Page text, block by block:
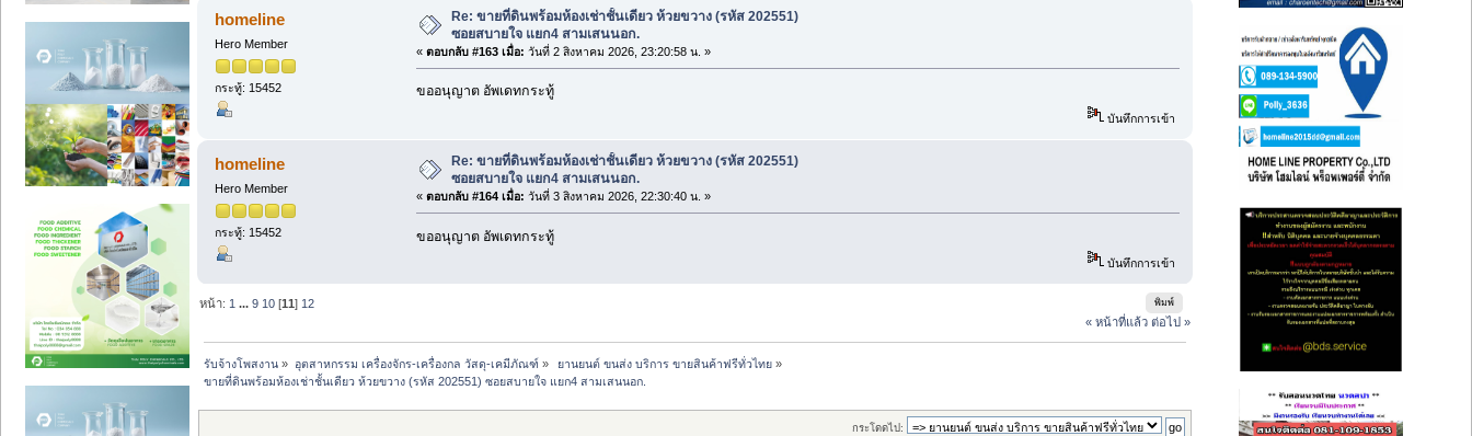
homeline
Hero Member
กระทู้: 15452
Re: ขายที่ดินพร้อมห้องเช่าชั้นเดียว ห้วยขวาง (รหัส 202551)
ซอยสบายใจ แยก4 สามเสนนอก.
« ตอบกลับ #163 เมื่อ: วันที่ 2 สิงหาคม 2026, 23:20:58 น. »
ขออนุญาต อัพเดทกระทู้
บันทึกการเข้า
homeline
Hero Member
กระทู้: 15452
Re: ขายที่ดินพร้อมห้องเช่าชั้นเดียว ห้วยขวาง (รหัส 202551)
ซอยสบายใจ แยก4 สามเสนนอก.
« ตอบกลับ #164 เมื่อ: วันที่ 3 สิงหาคม 2026, 22:30:40 น. »
ขออนุญาต อัพเดทกระทู้
บันทึกการเข้า
พิมพ์
หน้า: 1 ...9 10 [11] 12
« หน้าที่แล้ว ต่อไป »
รับจ้างโพสงาน » อุตสาหกรรม เครื่องจักร-เครื่องกล วัสดุ-เคมีภัณฑ์ » ยานยนต์ ขนส่ง บริการ ขายสินค้าฟรีทั่วไทย»
ขายที่ดินพร้อมห้องเช่าชั้นเดียว ห้วยขวาง (รหัส 202551) ซอยสบายใจ แยก4 สามเสนนอก.
กระโดดไป: